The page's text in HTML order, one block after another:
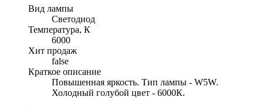
Вид лампы
Светодиод
Температура, К
6000
Хит продаж
false
Краткое описание
Повышенная яркость. Тип лампы - W5W.
Холодный голубой цвет - 6000К.